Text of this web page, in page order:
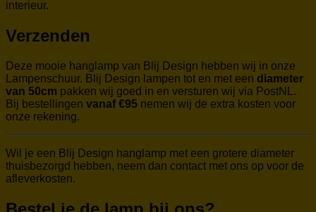
interieur.
Verzenden
Deze mooie hanglamp van Blij Design hebben wij in onze
Lampenschuur. Blij Design lampen tot en met een diameter
van 50cm pakken wij goed in en versturen wij via PostNL.
Bij bestellingen vanaf €95 nemen wij de extra kosten voor
onze rekening.
Wil je een Blij Design hanglamp met een grotere diameter
thuisbezorgd hebben, neem dan contact met ons op voor de
afleverkosten.